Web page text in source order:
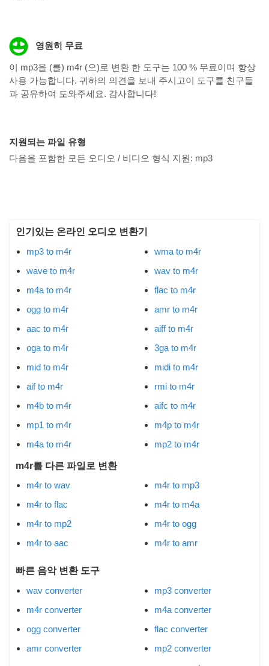
영원히 무료
이 mp3을 (를) m4r (으)로 변환 한 도구는 100 % 무료이며 항상
사용 가능합니다. 귀하의 의견을 보내 주시고이 도구를 친구들
과 공유하여 도와주세요. 감사합니다!
지원되는 파일 유형
다음을 포함한 모든 오디오 / 비디오 형식 지원: mp3
인기있는 온라인 오디오 변환기
mp3 to m4r
wave to m4r
m4a to m4r
ogg to m4r
aac to m4r
oga to m4r
mid to m4r
aif to m4r
m4b to m4r
mp1 to m4r
m4a to m4r
wma to m4r
wav to m4r
flac to m4r
amr to m4r
aiff to m4r
3ga to m4r
midi to m4r
rmi to m4r
aifc to m4r
m4p to m4r
mp2 to m4r
m4r를 다른 파일로 변환
m4r to wav
m4r to flac
m4r to mp2
m4r to aac
m4r to mp3
m4r to m4a
m4r to ogg
m4r to amr
빠른 음악 변환 도구
wav converter
m4r converter
ogg converter
amr converter
mp3 converter
m4a converter
flac converter
mp2 converter